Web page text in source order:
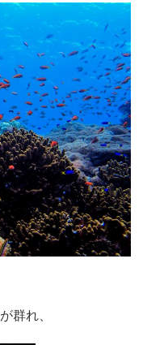
群れ、